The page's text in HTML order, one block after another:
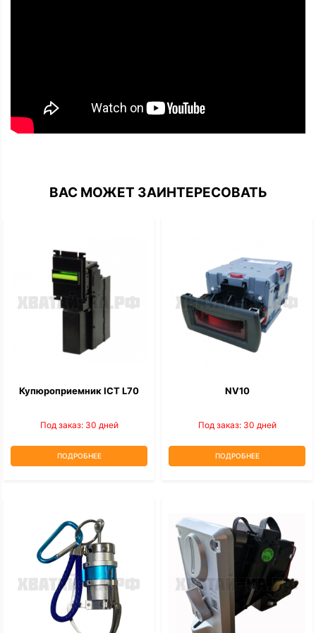
ВАС МОЖЕТ ЗАИНТЕРЕСОВАТЬ
Купюроприемник ICT L70
Под заказ: 30 дней
ПОДРОБНЕЕ
NV10
Под заказ: 30 дней
ПОДРОБНЕЕ